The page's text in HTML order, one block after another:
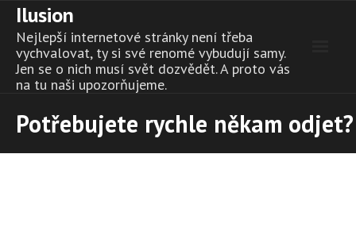
Skip
content
Ilusion
Nejlepší internetové stránky není třeba
vychvalovat, ty si své renomé vybudují samy.
Jen se o nich musí svět dozvědět. A proto vás
na tu naši upozorňujeme.
Potřebujete rychle někam odjet?